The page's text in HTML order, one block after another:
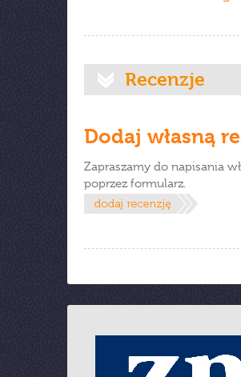
Recenzje
Dodaj własną
Zapraszamy do napisania
poprzez formularz.